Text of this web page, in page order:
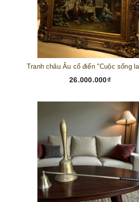
26.000.000₫